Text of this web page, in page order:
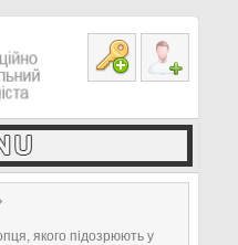
якого підозрюють у